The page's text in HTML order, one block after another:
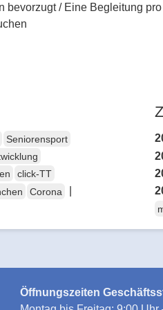
bevorzugt / Eine Begleitung
Seniorensport
click-TT
Corona
Öffnungszeiten